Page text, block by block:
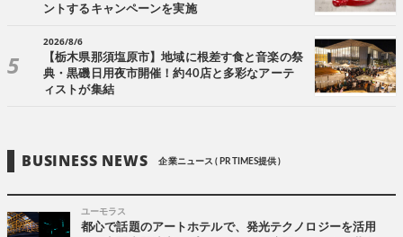
ントするキャンペーンを実施
2026/8/6
【栃木県那須塩原市】地域に根差す食と音楽の祭
典・黒磯日用夜市開催！約40店と多彩なアーテ
ィストが集結
BUSINESS NEWS 企業ニュース ( PR TIMES提供 )
ユーモラス
都心で話題のアートホテルで、発光テクノロジーを活用